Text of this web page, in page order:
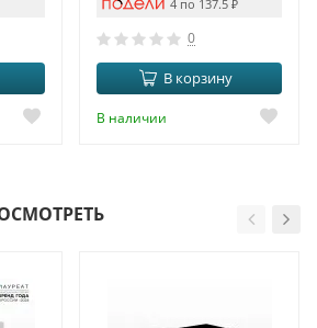
4 по 137.5 ₽
0
В корзину
В наличии